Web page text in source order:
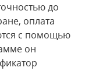
до
оплата
с помощью
он